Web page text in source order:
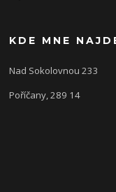
KDE MNE
Nad Sokolovnou 233
Poříčany, 289 14